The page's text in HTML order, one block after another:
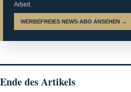
Arbeit.
WERBEFREIES NEWS-ABO ANSEHEN →
Ende des Artikels